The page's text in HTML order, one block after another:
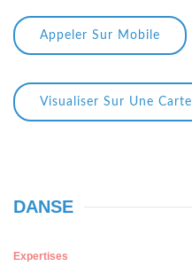
Appeler Sur Mobile
Visualiser Sur Une Carte
DANSE
Expertises